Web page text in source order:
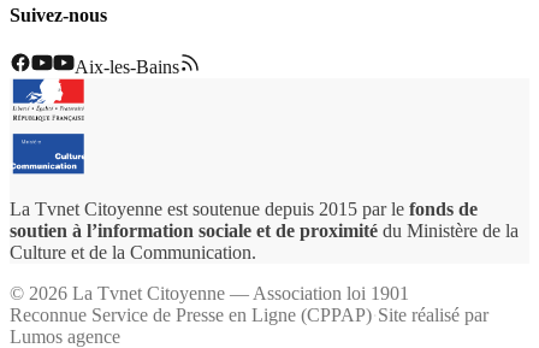
Suivez-nous
Aix-les-Bains
La Tvnet Citoyenne est soutenue depuis 2015 par le fonds de
soutien à l’information sociale et de proximité du Ministère de la
Culture et de la Communication.
© 2026 La Tvnet Citoyenne — Association loi 1901
Reconnue Service de Presse en Ligne (CPPAP)·Site réalisé par
Lumos agence